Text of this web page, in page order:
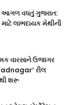
આગળ વધતું ગુજરાત:
લાભદાયક મેથીની
વારસાને ઉજાગર
રીલ
શરૂ